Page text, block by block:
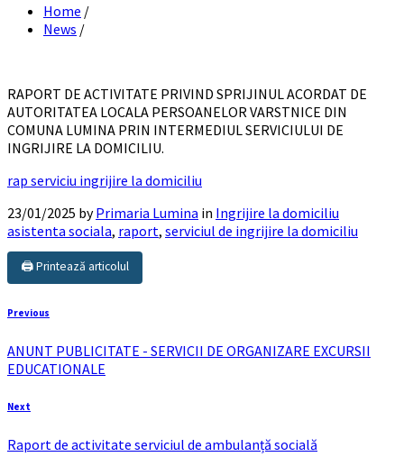
Home /
News /
RAPORT DE ACTIVITATE PRIVIND SPRIJINUL ACORDAT DE
AUTORITATEA LOCALA PERSOANELOR VARSTNICE DIN
COMUNA LUMINA PRIN INTERMEDIUL SERVICIULUI DE
INGRIJIRE LA DOMICILIU.
rap serviciu ingrijire la domiciliu
23/01/2025 byPrimaria Lumina in Ingrijire la domiciliu
asistenta sociala, raport, serviciul de ingrijire la domiciliu
🖨️ Printează articolul
Previous
ANUNT PUBLICITATE - SERVICII DE ORGANIZARE EXCURSII
EDUCATIONALE
Next
Raport de activitate serviciul de ambulanță socială